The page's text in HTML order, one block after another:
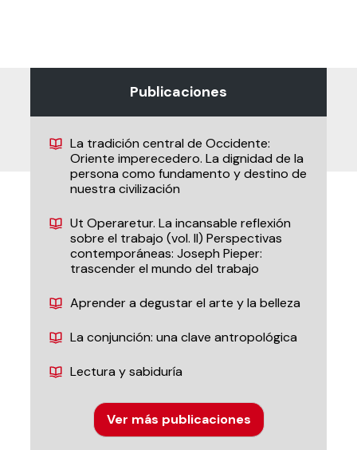
Publicaciones
La tradición central de Occidente:
Oriente imperecedero. La dignidad de la
persona como fundamento y destino de
nuestra civilización
Ut Operaretur. La incansable reflexión
sobre el trabajo (vol. II) Perspectivas
contemporáneas: Joseph Pieper:
trascender el mundo del trabajo
Aprender a degustar el arte y la belleza
La conjunción: una clave antropológica
Lectura y sabiduría
Ver más publicaciones